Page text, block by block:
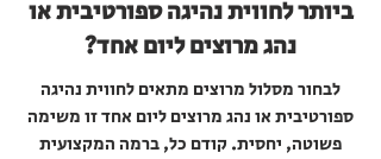
ביותר לחווית נהיגה ספורטיבית או
נהג מרוצים ליום אחד?
לבחור מסלול מרוצים מתאים לחווית נהיגה
ספורטיבית או נהג מרוצים ליום אחד זו משימה
פשוטה, יחסית. קודם כל, ברמה המקצועית